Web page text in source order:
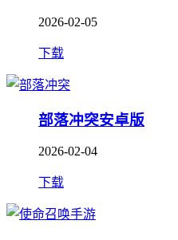
2026-02-05
下载
部落冲突安卓版
2026-02-04
下载